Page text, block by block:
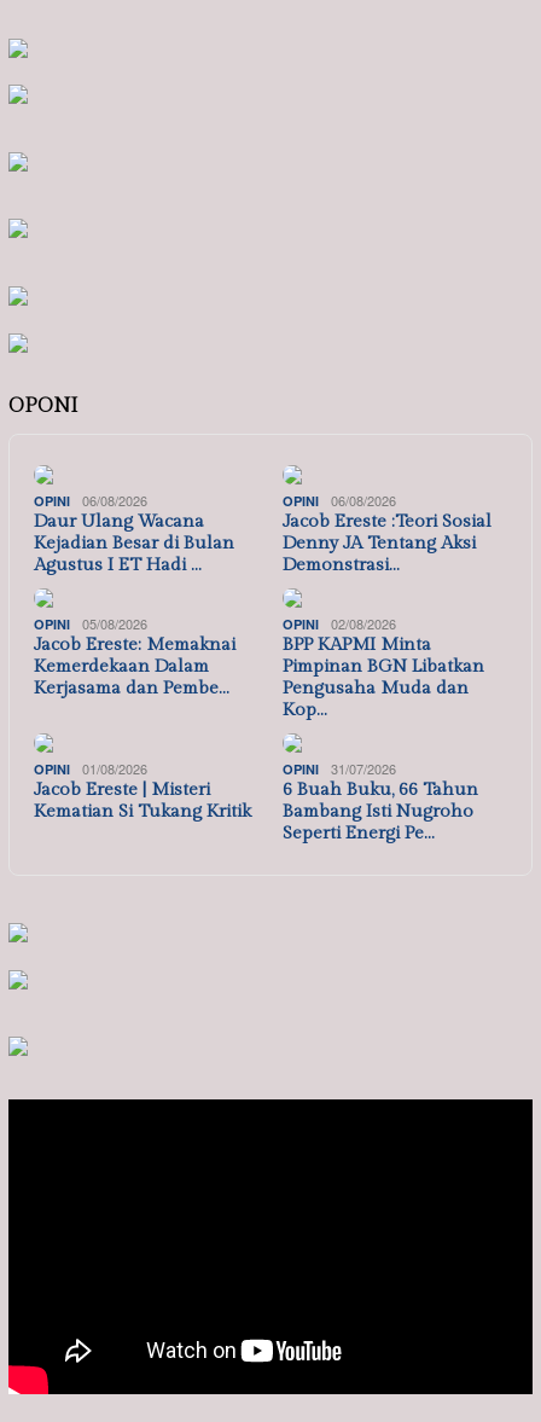
OPONI
OPINI 06/08/2026
Daur Ulang Wacana
Kejadian Besar di Bulan
Agustus I ET Hadi …
OPINI 06/08/2026
Jacob Ereste :Teori Sosial
Denny JA Tentang Aksi
Demonstrasi…
OPINI 05/08/2026
Jacob Ereste: Memaknai
Kemerdekaan Dalam
Kerjasama dan Pembe…
OPINI 02/08/2026
BPP KAPMI Minta
Pimpinan BGN Libatkan
Pengusaha Muda dan
Kop…
OPINI 01/08/2026
Jacob Ereste | Misteri
Kematian Si Tukang Kritik
OPINI 31/07/2026
6 Buah Buku, 66 Tahun
Bambang Isti Nugroho
Seperti Energi Pe…